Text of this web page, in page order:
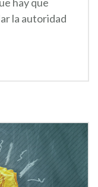
la autoridad